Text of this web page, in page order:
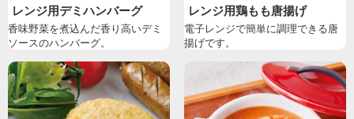
レンジ用デミハンバーグ
香味野菜を煮込んだ香り高いデミ
ソースのハンバーグ。
レンジ用鶏もも唐揚げ
電子レンジで簡単に調理できる唐
揚げです。